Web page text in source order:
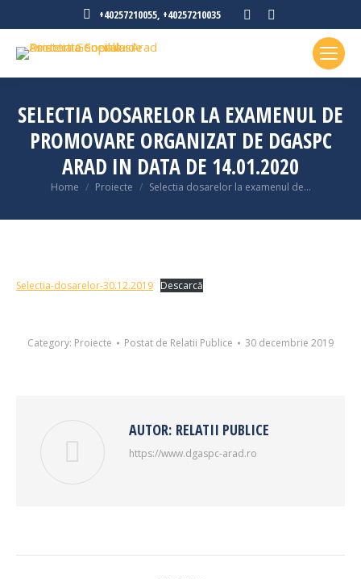
+40257210055, +40257210035
Facebook
in
window
in
window
SELECTIA DOSARELOR LA EXAMENUL DE
PROMOVARE ORGANIZAT DE DGASPC
ARAD IN DATA DE 14.01.2020
You are here:
Home Proiecte Selectia dosarelor la examenul de…
Selectia-dosarelor-30.12.2019 Descarcă
Category: Proiecte Postat de Relatii Publice 30 decembrie 2019
AUTOR: RELATII PUBLICE
https://www.dgaspc-arad.ro